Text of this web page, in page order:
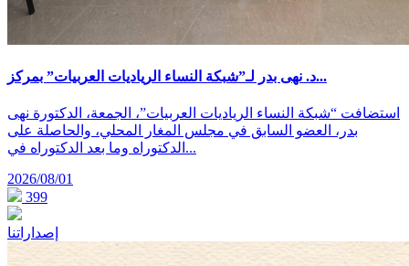
د. نهى بدر لـ”شبكة النساء الرياديات العربيات” بمركز...
استضافت “شبكة النساء الرياديات العربيات”، الجمعة، الدكتورة نهى
بدر، العضو السابق في مجلس المغار المحلي، والحاصلة على
الدكتوراه وما بعد الدكتوراه في...
2026/08/01
399
إصداراتنا